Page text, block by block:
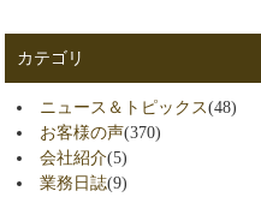
カテゴリ
ニュース＆トピックス(48)
お客様の声(370)
会社紹介(5)
業務日誌(9)